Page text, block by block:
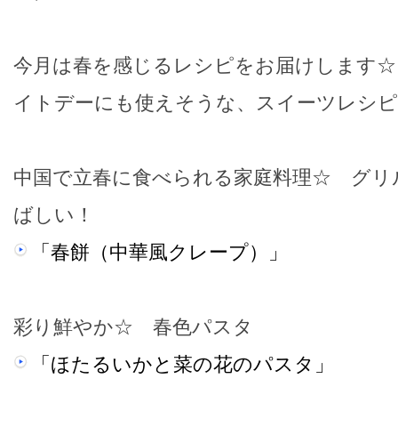
今月は春を感じるレシピをお届けしま
イトデーにも使えそうな、スイーツレシ
中国で立春に食べられる家庭料理☆ グリ
ばしい！
「春餅（中華風クレープ）」
彩り鮮やか☆ 春色パスタ
「ほたるいかと菜の花のパスタ」